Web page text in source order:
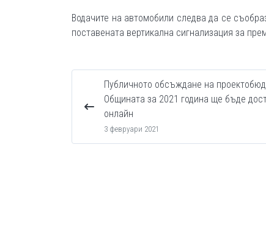
Водачите на автомобили следва да се
поставената вертикална сигнализация за
Публичното обсъждане на
Общината за 2021 година ще бъде
онлайн
3 февруари 2021